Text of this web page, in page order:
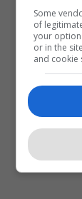
Some
of
your
or in the
and cookie